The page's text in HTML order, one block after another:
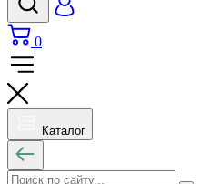
0
Каталог